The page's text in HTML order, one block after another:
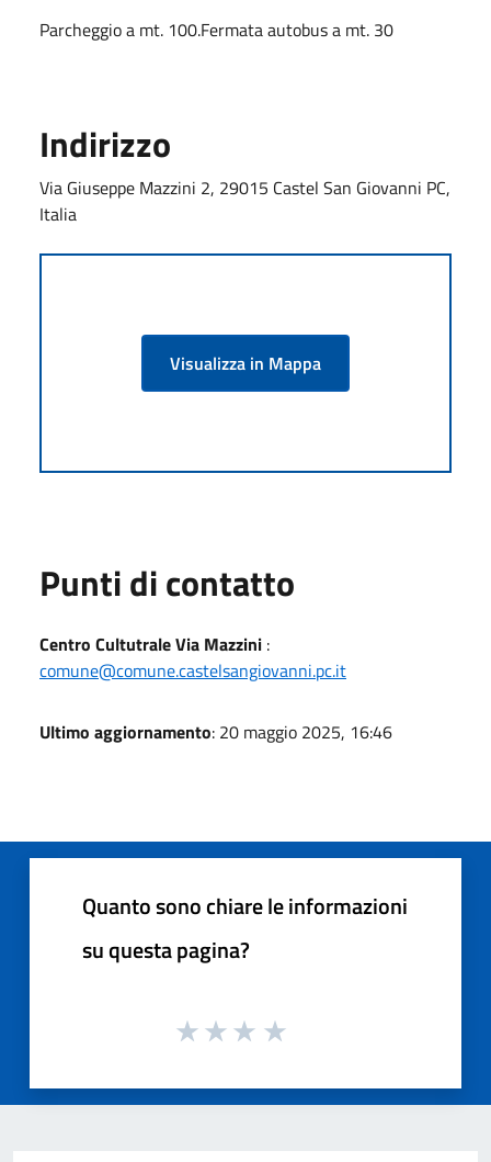
Parcheggio a mt. 100.Fermata autobus a mt. 30
Indirizzo
Via Giuseppe Mazzini 2, 29015 Castel San Giovanni PC,
Italia
Visualizza in Mappa
Punti di contatto
Centro Cultutrale Via Mazzini :
comune@comune.castelsangiovanni.pc.it
Ultimo aggiornamento: 20 maggio 2025, 16:46
Quanto sono chiare le informazioni
su questa pagina?